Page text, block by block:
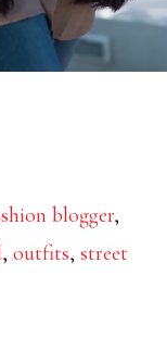
blogger,
,outfits,street